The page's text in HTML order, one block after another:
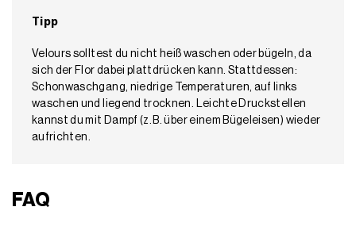
Tipp
Velours solltest du nicht heiß waschen oder bügeln, da
sich der Flor dabei plattdrücken kann. Stattdessen:
Schonwaschgang, niedrige Temperaturen, auf links
waschen und liegend trocknen. Leichte Druckstellen
kannst du mit Dampf (z. B. über einem Bügeleisen) wieder
aufrichten.
FAQ